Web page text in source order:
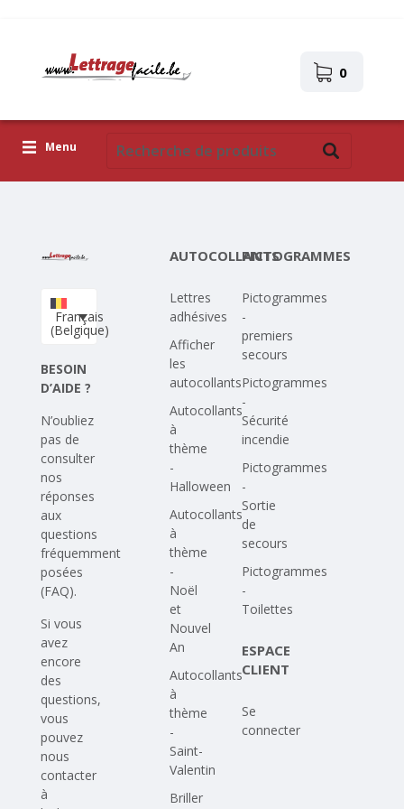
0
Menu
Téléchargez votre propre conception
Corona Covid-19
Français
(Belgique)
BESOIN
D’AIDE ?
N’oubliez
pas de
consulter
nos
réponses
aux
questions
fréquemment
posées
(FAQ).
Si vous
avez
encore
des
questions,
vous
pouvez
nous
contacter
à
AUTOCOLLANTS
Lettres
adhésives
Afficher
les
autocollants
Autocollants
à
thème
-
Halloween
Autocollants
à
thème
-
Noël
et
Nouvel
An
Autocollants
à
thème
-
Saint-
Valentin
Briller
PICTOGRAMMES
Pictogrammes
-
premiers
secours
Pictogrammes
-
Sécurité
incendie
Pictogrammes
-
Sortie
de
secours
Pictogrammes
-
Toilettes
ESPACE
CLIENT
Se
connecter